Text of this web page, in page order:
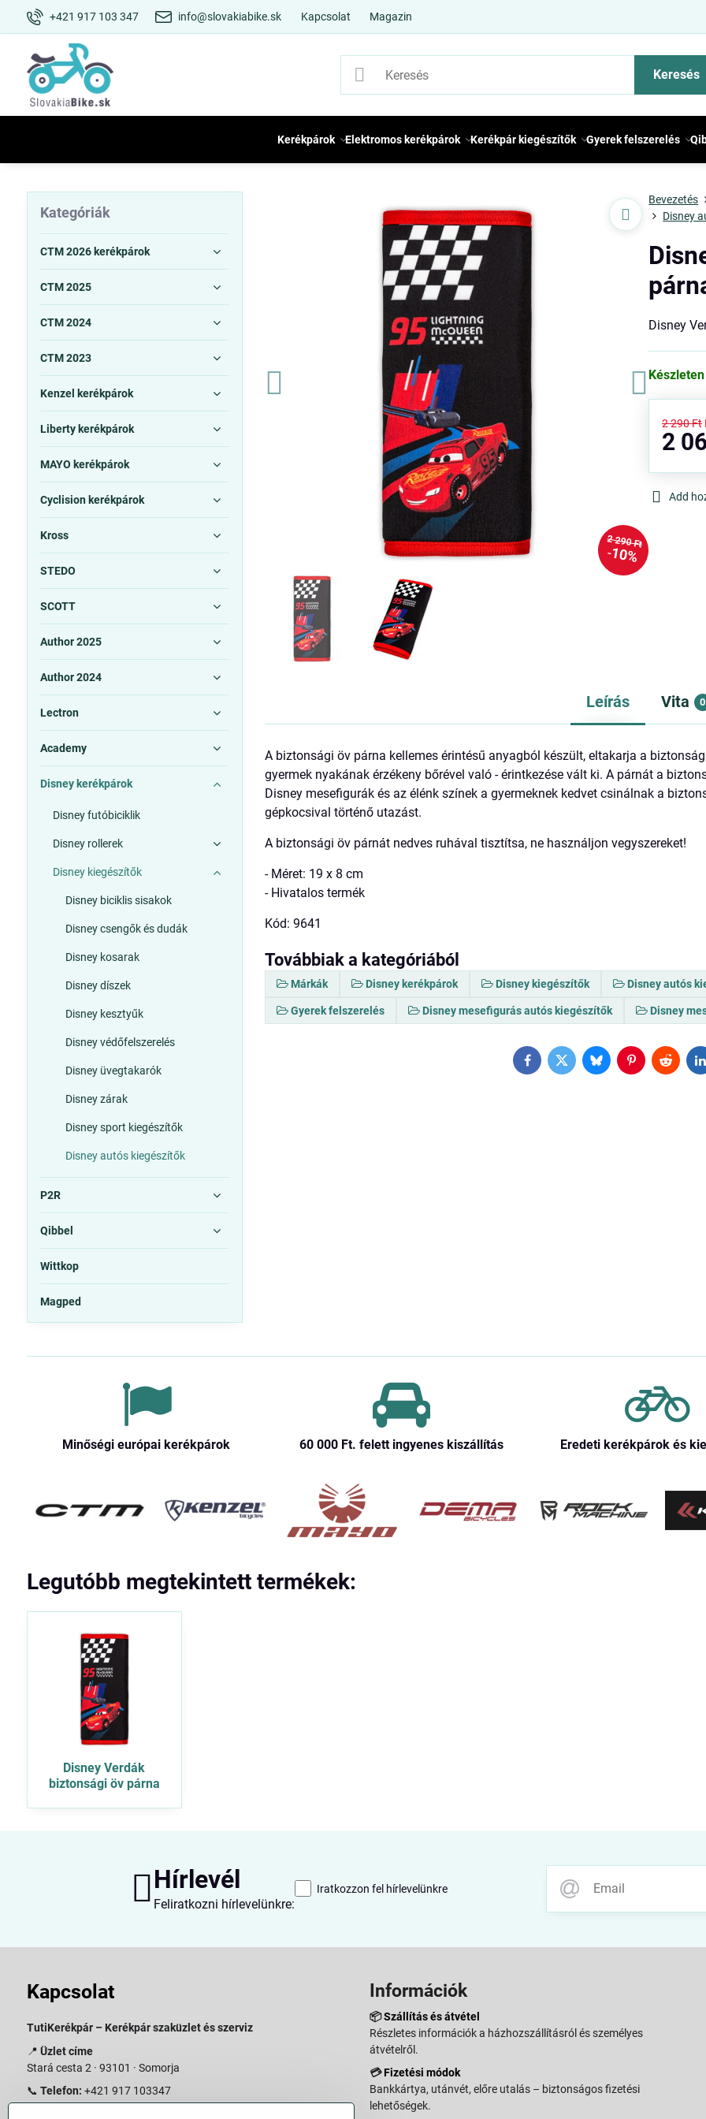
+421 917 103 347 info@slovakiabike.sk Kapcsolat Magazin
Keresés
Kerékpárok Elektromos kerékpárok Kerékpár kiegészítők Gyerek felszerelés
2 290 Ft
10%
Bevezetés
Disney
Disney
Készleten
2 290 Ft
2
Add
Leírás Vita 0
A biztonsági öv párna kellemes érintésű anyagból készült, eltakarja a
gyermek nyakának érzékeny bőrével való - érintkezése vált ki. A párnát a
Disney mesefigurák és az élénk színek a gyermeknek kedvet csinálnak a
gépkocsival történő utazást.
A biztonsági öv párnát nedves ruhával tisztítsa, ne használjon vegyszereket!
- Méret: 19 x 8 cm
- Hivatalos termék
Kód: 9641
Továbbiak a kategóriából
Márkák Disney kerékpárok Disney kiegészítők Disney autós
Gyerek felszerelés Disney mesefigurás autós kiegészítők Disney
FacebookTwitterBlueskyPinterestReddit
Kategóriák
CTM 2026 kerékpárok
CTM 2025
CTM 2024
CTM 2023
Kenzel kerékpárok
Liberty kerékpárok
MAYO kerékpárok
Cyclision kerékpárok
Kross
STEDO
SCOTT
Author 2025
Author 2024
Lectron
Academy
Disney kerékpárok
Disney futóbiciklik
Disney rollerek
Disney kiegészítők
Disney biciklis sisakok
Disney csengők és dudák
Disney kosarak
Disney díszek
Disney kesztyűk
Disney védőfelszerelés
Disney üvegtakarók
Disney zárak
Disney sport kiegészítők
Disney autós kiegészítők
P2R
Qibbel
Wittkop
Magped
Minőségi európai kerékpárok 60 000 Ft​. felett ingyenes kiszállítás Eredeti kerékpárok és
Legutóbb megtekintett termékek:
Disney Verdák
biztonsági öv párna
Hírlevél
Feliratkozni hírlevelünkre:
Iratkozzon fel hírlevelünkre
Kapcsolat
TutiKerékpár – Kerékpár szaküzlet és szerviz
📍 Üzlet címe
Stará cesta 2 · 93101 · Somorja
📞 Telefon: +421 917 103347
Információk
📦Szállítás és átvétel
Részletes információk a házhozszállításról és személyes
átvételről.
💳Fizetési módok
Bankkártya, utánvét, előre utalás – biztonságos fizetési
lehetőségek.